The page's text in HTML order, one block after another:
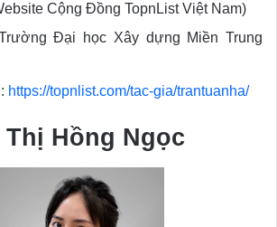
Cộng Đồng TopnList Việt Nam)
Đại học Xây dựng Miền Trung
https://topnlist.com/tac-gia/trantuanha/
Hồng Ngọc